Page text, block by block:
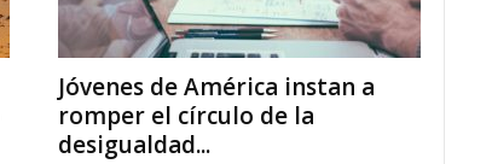
Jóvenes de América instan a
romper el círculo de la
desigualdad...